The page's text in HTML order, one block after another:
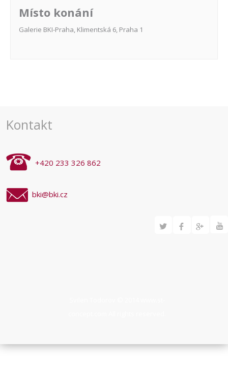
Místo konání
Galerie BKI-Praha, Klimentská 6, Praha 1
Kontakt
+420 233 326 862
bki@bki.cz